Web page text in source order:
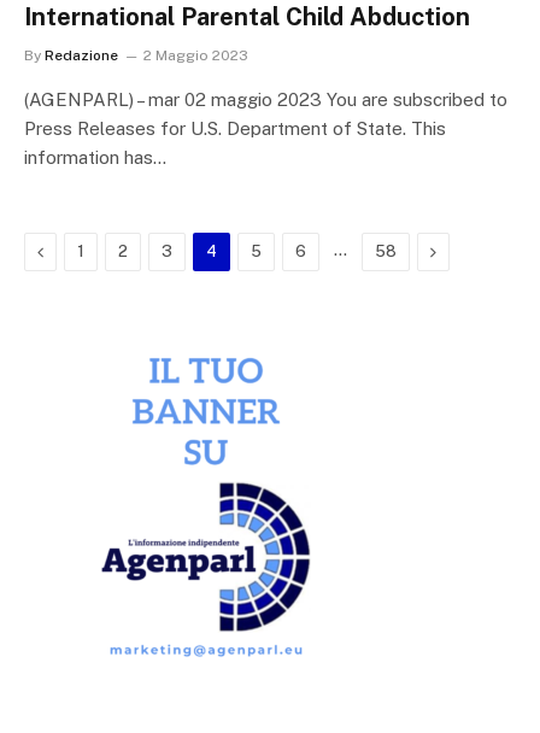
International Parental Child Abduction
By Redazione 2 Maggio 2023
(AGENPARL) – mar 02 maggio 2023 You are subscribed to
Press Releases for U.S. Department of State. This
information has…
Previous
1 2 3 4 5 6 … 58 Next